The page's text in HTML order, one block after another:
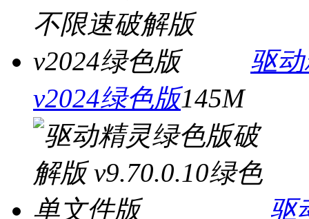
驱
v2024绿色版145M
驱